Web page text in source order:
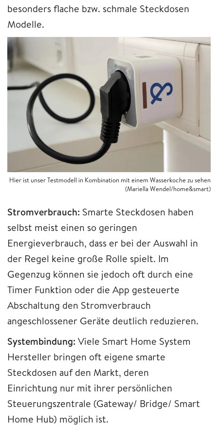
besonders flache bzw. schmale Steckdosen
Modelle.
Hier ist unser Testmodell in Kombination mit einem Wasserkoche zu sehen
(Mariella Wendel/home&smart)
Stromverbrauch: Smarte Steckdosen haben
selbst meist einen so geringen
Energieverbrauch, dass er bei der Auswahl in
der Regel keine große Rolle spielt. Im
Gegenzug können sie jedoch oft durch eine
Timer Funktion oder die App gesteuerte
Abschaltung den Stromverbrauch
angeschlossener Geräte deutlich reduzieren.
Systembindung: Viele Smart Home System
Hersteller bringen oft eigene smarte
Steckdosen auf den Markt, deren
Einrichtung nur mit ihrer persönlichen
Steuerungszentrale (Gateway/ Bridge/ Smart
Home Hub) möglich ist.